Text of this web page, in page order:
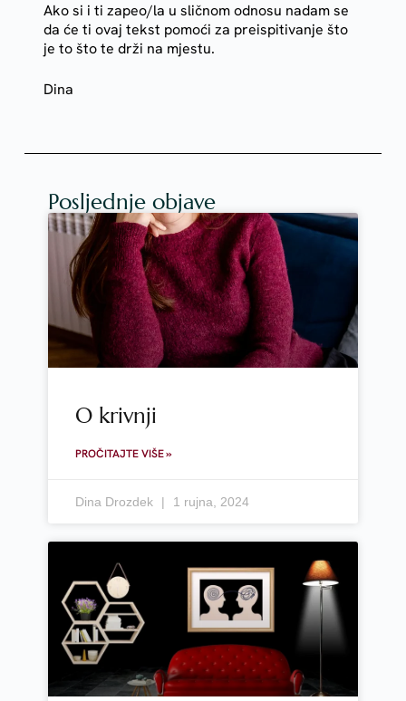
Ako si i ti zapeo/la u sličnom odnosu nadam se
da će ti ovaj tekst pomoći za preispitivanje što
je to što te drži na mjestu.
Dina
Posljednje objave
O krivnji
PROČITAJTE VIŠE »
Dina Drozdek 1 rujna, 2024